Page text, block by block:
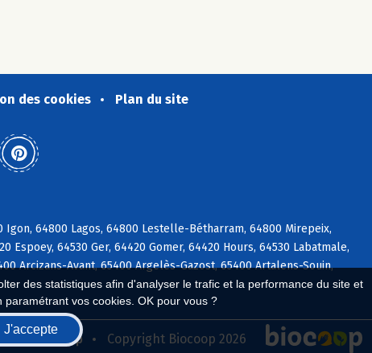
des statistiques afin d'analyser le trafic et la performance du site et
vos cookies. OK pour vous ?
J'accepte
des cookies Plan du site
64800 Lagos, 64800 Lestelle-Bétharram, 64800 Mirepeix,
64530 Ger, 64420 Gomer, 64420 Hours, 64530 Labatmale,
Arcizans-Avant, 65400 Argelès-Gazost, 65400 Artalens-Souin,
Biocoop Copyright Biocoop 2026